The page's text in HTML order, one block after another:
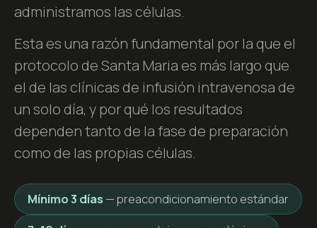
administramos las células.
Esta es una razón fundamental por la que el
protocolo de Santa Maria es más largo que
el de las clínicas de infusión intravenosa de
un solo día, y por qué los resultados
dependen tanto de la fase de preparación
como de las propias células.
Mínimo 3 días — preacondicionamiento estándar